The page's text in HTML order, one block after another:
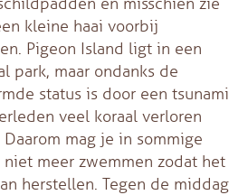
kleine haai voorbij
Pigeon Island ligt in een
park, maar ondanks de
status is door een tsunami
veel koraal verloren
Daarom mag je in sommige
niet meer zwemmen zodat het
herstellen. Tegen de middag